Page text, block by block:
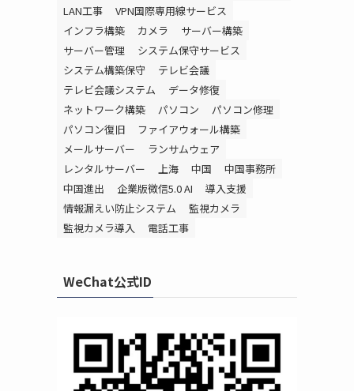
LAN工事
VPN国際専用線サービス
インフラ構築
カメラ
サーバー構築
サーバー管理
システム保守サービス
システム構築保守
テレビ会議
テレビ会議システム
データ修復
ネットワーク構築
パソコン
パソコン修理
パソコン復旧
ファイアウォール構築
メールサーバー
ランサムウェア
レンタルサーバー
上海 中国
中国事務所
中国進出
企業版微信5.0 AI
導入支援
情報漏えい防止システム
監視カメラ
監視カメラ導入
電話工事
WeChat公式ID